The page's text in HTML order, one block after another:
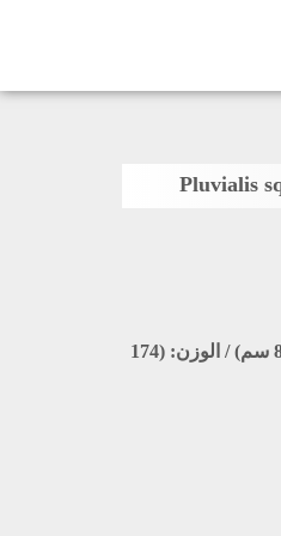
الطول: (27 – 31 سم) / باع الجناح: (71 – 83 سم) / الوزن: (174